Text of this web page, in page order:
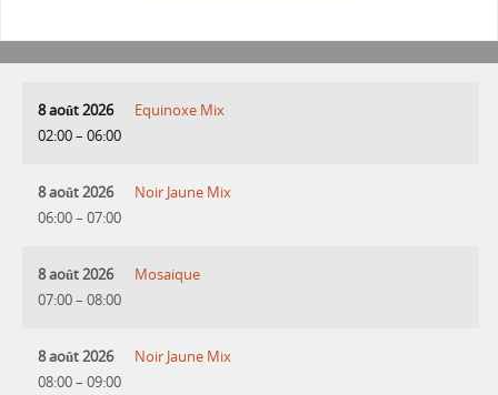
8 août 2026
02:00– 06:00
Equinoxe Mix
8 août 2026
06:00– 07:00
Noir Jaune Mix
8 août 2026
07:00– 08:00
Mosaique
8 août 2026
08:00– 09:00
Noir Jaune Mix